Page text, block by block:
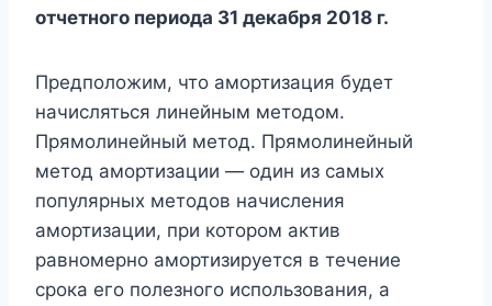
отчетного периода 31 декабря 2018 г.
Предположим, что амортизация будет
начисляться линейным методом.
Прямолинейный метод. Прямолинейный
метод амортизации — один из самых
популярных методов начисления
амортизации, при котором актив
равномерно амортизируется в течение
срока его полезного использования, а